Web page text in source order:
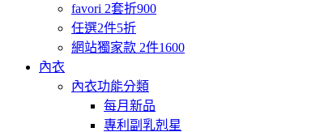
favori 2套折900
任選2件5折
網站獨家款 2件1600
內衣
內衣功能分類
每月新品
專利副乳剋星